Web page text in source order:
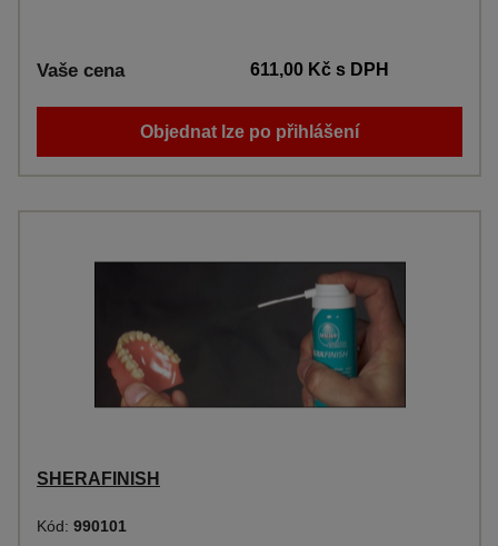
Vaše cena 611,00 Kčs DPH
Objednat lze po přihlášení
SHERAFINISH
Kód: 990101